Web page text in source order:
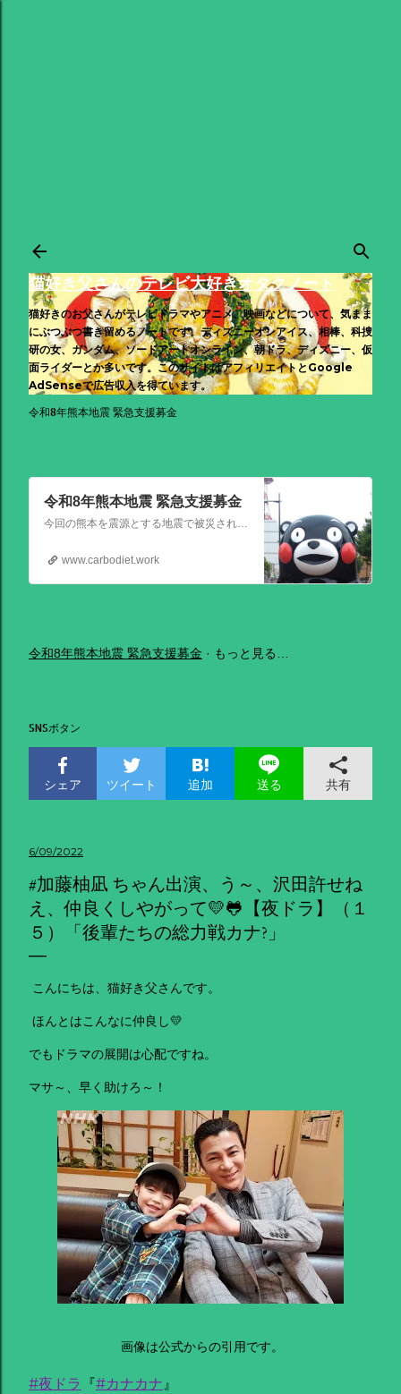
猫好き父さんのテレビ大好きオタクノート
猫好きのお父さんがテレビドラマやアニメ、映画などについて、気まま
にぶつぶつ書き留めるノートです。ディズニーオンアイス、相棒、科捜
研の女、ガンダム、ソードアートオンライン、朝ドラ、ディズニー、仮
面ライダーとか多いです。このサイトはアフィリエイトとGoogle
AdSenseで広告収入を得ています。
令和8年熊本地震 緊急支援募金
令和8年熊本地震 緊急支援募金
今回の熊本を震源とする地震で被災された皆さままだまだ余震も続き大変な時間を過ごされていると思います。心よりお見舞い申し上げます
www.carbodiet.work
令和8年熊本地震 緊急支援募金 もっと見る…
SNSボタン
シェア ツイート 追加 送る 共有
6/09/2022
#加藤柚凪 ちゃん出演、う～、沢田許せね
え、仲良くしやがって💛🐸【夜ドラ】（１
５）「後輩たちの総力戦カナ?」
こんにちは、猫好き父さんです。
ほんとはこんなに仲良し💛
でもドラマの展開は心配ですね。
マサ～、早く助けろ～！
画像は公式からの引用です。
#夜ドラ 『#カナカナ』